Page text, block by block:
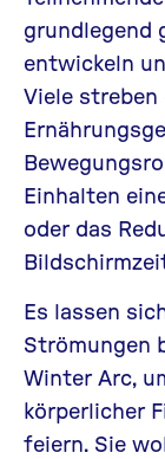
grundlegend
entwickeln
Viele streben
Einhalten
oder das
Es lassen
Strömungen
Winter Arc,
körperlicher
feiern. Sie